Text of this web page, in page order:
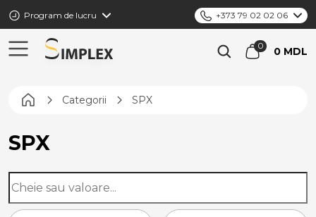
Program de lucru +373 79 02 02 06
0 MDL
Pagina principală
Categorii SPX
SPX